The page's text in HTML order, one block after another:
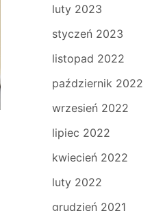
luty 2023
styczeń 2023
listopad 2022
październik 2022
wrzesień 2022
lipiec 2022
kwiecień 2022
luty 2022
grudzień 2021